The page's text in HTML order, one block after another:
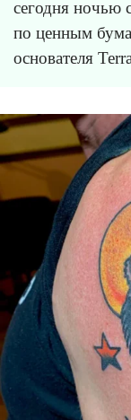
сегодня ночью
по ценным
основателя